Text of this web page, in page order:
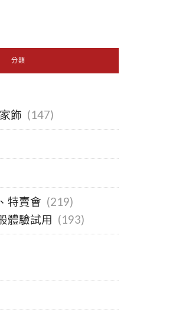
分類
飾 (147)
特賣會 (219)
體驗試用 (193)